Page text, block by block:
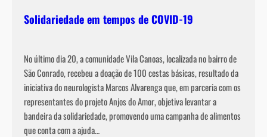
Solidariedade em tempos de COVID-19
No último dia 20, a comunidade Vila Canoas, localizada no bairro de
São Conrado, recebeu a doação de 100 cestas básicas, resultado da
iniciativa do neurologista Marcos Alvarenga que, em parceria com os
representantes do projeto Anjos do Amor, objetiva levantar a
bandeira da solidariedade, promovendo uma campanha de alimentos
que conta com a ajuda…